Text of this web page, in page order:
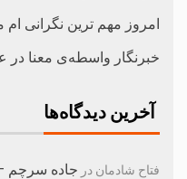
امروز مهم‌ ترین نگرانی‌
خبرنگار واسطه‌ی معنا
آخرین دیدگاه‌ها
فتاح شادمان در جاده سرچم